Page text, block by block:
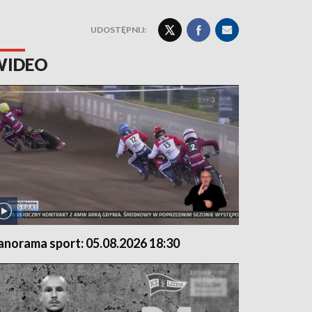
UDOSTĘPNIJ:
sport: 05.08.2026 18:30